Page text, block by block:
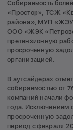
Собираемость
«Простор», ТСЖ
района», МУП
ООО «ЖЭК
претензионную
просроченную
организацией.
В аутсайдерах
собираемостью от
компаний начали
года. Исключением
просроченную
период с февраля